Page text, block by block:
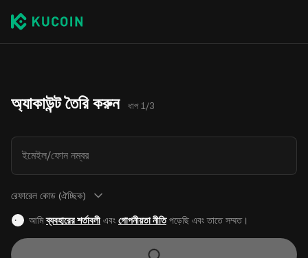
অ্যাকাউন্ট তৈরি করুন ধাপ 1/3
ইমেইল/ফোন নম্বর
রেফারেল কোড (ঐচ্ছিক)
আমিব্যবহারের শর্তাবলীএবং গোপনীয়তা নীতিপড়েছি এবং তাতে সম্মত।